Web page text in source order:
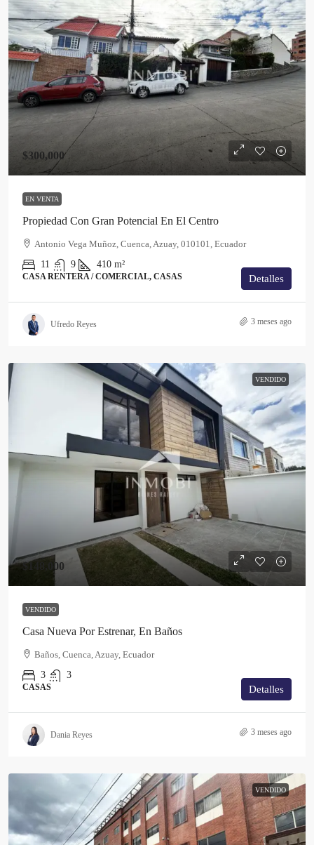
$300,000
EN VENTA
Propiedad Con Gran Potencial En El Centro
Antonio Vega Muñoz, Cuenca, Azuay, 010101, Ecuador
11
9 410 m²
CASA RENTERA / COMERCIAL, CASAS Detalles
Ufredo Reyes 3 meses ago
VENDIDO
$148,000
VENDIDO
Casa Nueva Por Estrenar, En Baños
Baños, Cuenca, Azuay, Ecuador
3
3
CASAS Detalles
Dania Reyes 3 meses ago
VENDIDO